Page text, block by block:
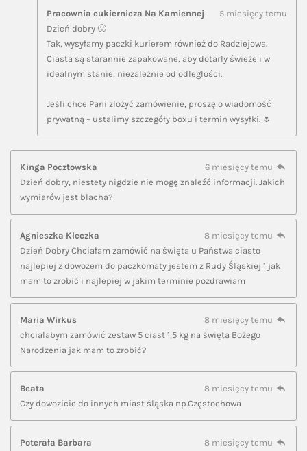
Pracownia cukiernicza Na Kamiennej
5 miesięcy temu
Dzień dobry 🙂
Tak, wysyłamy paczki kurierem również do Radziejowa.
Ciasta są starannie zapakowane, aby dotarły świeże i w
idealnym stanie, niezależnie od odległości.
Jeśli chce Pani złożyć zamówienie, proszę o wiadomość
prywatną – ustalimy szczegóły boxu i termin wysyłki. 🌷
Kinga Pocztowska
6 miesięcy temu
Dzień dobry, niestety nigdzie nie mogę znaleźć informacji. Jakich
wymiarów jest blacha?
Agnieszka Kleczka
8 miesięcy temu
Dzień Dobry Chciałam zamówić na święta u Państwa ciasto
najlepiej z dowozem do paczkomaty jestem z Rudy Śląskiej 1 jak
mam to zrobić i najlepiej w jakim terminie pozdrawiam
Maria Wirkus
8 miesięcy temu
chcialabym zamówić zestaw 5 ciast 1,5 kg na święta Bożego
Narodzenia jak mam to zrobić?
Beata
8 miesięcy temu
Czy dowozicie do innych miast śląska np.Częstochowa
Poterała Barbara
8 miesięcy temu